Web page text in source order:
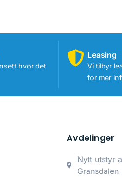
hvor det
Leasing
Vi tilbyr
for mer
Avdelinger
Nytt utstyr